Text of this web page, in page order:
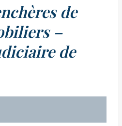
de
–
de